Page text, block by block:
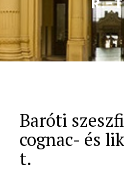
Baróti
cognac- és
t.